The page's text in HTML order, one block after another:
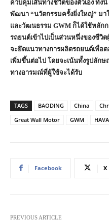
ควบคุมเส้นทางชีวิตของตัวเอง ทั้ง
พัฒนา “นวัตกรรมครั้งยิ่งใหญ่” มา
และวัฒนธรรม GWM ก็ได้ใช้หลัก
รถยนต์เข้าไปเป็นส่วนหนึ่งของชีวิ
จะยึดแนวทางการผลิตรถยนต์เพื่อ
เพิ่มขึ้นต่อไป โดยจะเน้นทั้งรูปลัก
ทางอารมณ์ที่ผู้ใช้จะได้รับ
TAGS BAODING China
Great Wall Motor
GWM
Facebook X
PREVIOUS ARTICLE